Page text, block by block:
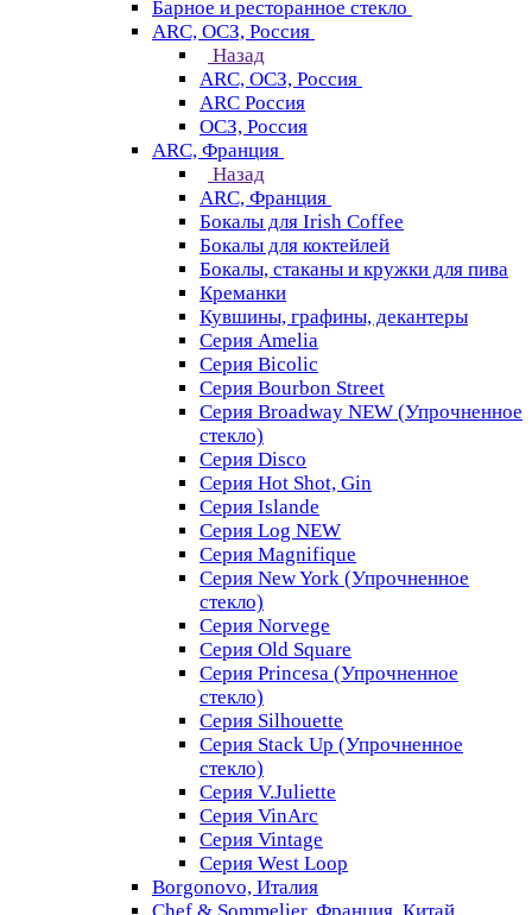
Барное и ресторанное стекло
ARC, ОСЗ, Россия
Назад
ARC, ОСЗ, Россия
ARC Россия
ОСЗ, Россия
ARC, Франция
Назад
ARC, Франция
Бокалы для Irish Coffee
Бокалы для коктейлей
Бокалы, стаканы и кружки для пива
Креманки
Кувшины, графины, декантеры
Серия Amelia
Серия Bicolic
Серия Bourbon Street
Серия Broadway NEW (Упрочненное
стекло)
Серия Disco
Серия Hot Shot, Gin
Серия Islande
Серия Log NEW
Серия Magnifique
Серия New York (Упрочненное
стекло)
Серия Norvege
Серия Old Square
Серия Princesa (Упрочненное
стекло)
Серия Silhouette
Серия Stack Up (Упрочненное
стекло)
Серия V.Juliette
Серия VinArc
Серия Vintage
Серия West Loop
Borgonovo, Италия